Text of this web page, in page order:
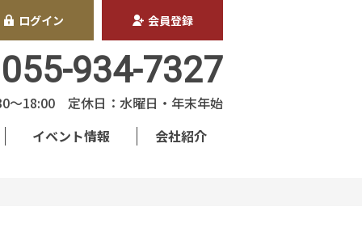
ログイン 会員登録
055-934-7327
〜18:00 定休日：水曜日・年末年始
イベント情報 会社紹介